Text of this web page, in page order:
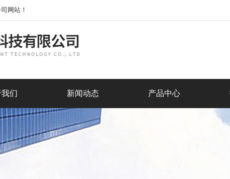
网站！
们 新闻动态 产品中心